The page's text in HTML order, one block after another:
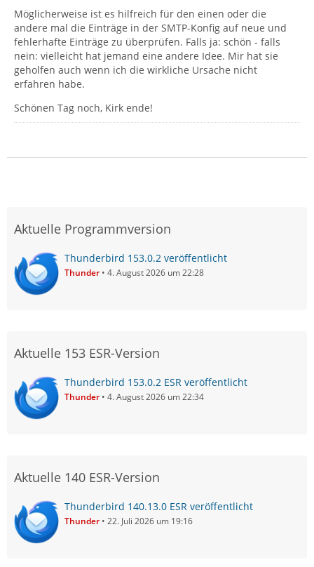
Möglicherweise ist es hilfreich für den einen oder die
andere mal die Einträge in der SMTP-Konfig auf neue und
fehlerhafte Einträge zu überprüfen. Falls ja: schön - falls
nein: vielleicht hat jemand eine andere Idee. Mir hat sie
geholfen auch wenn ich die wirkliche Ursache nicht
erfahren habe.
Schönen Tag noch, Kirk ende!
Aktuelle Programmversion
Thunderbird 153.0.2 veröffentlicht
Thunder 4. August 2026 um 22:28
Aktuelle 153 ESR-Version
Thunderbird 153.0.2 ESR veröffentlicht
Thunder 4. August 2026 um 22:34
Aktuelle 140 ESR-Version
Thunderbird 140.13.0 ESR veröffentlicht
Thunder 22. Juli 2026 um 19:16